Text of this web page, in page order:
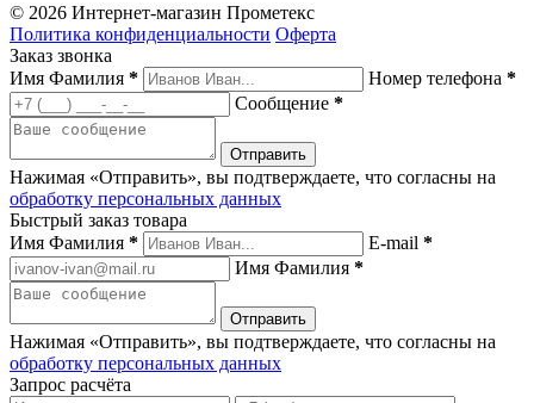
© 2026 Интернет-магазин Прометекс
Политика конфиденциальности Оферта
Заказ звонка
Имя Фамилия * Номер телефона *
Сообщение *
Нажимая «Отправить», вы подтверждаете, что согласны на
обработку персональных данных
Быстрый заказ товара
Имя Фамилия * E-mail *
Имя Фамилия *
Нажимая «Отправить», вы подтверждаете, что согласны на
обработку персональных данных
Запрос расчёта